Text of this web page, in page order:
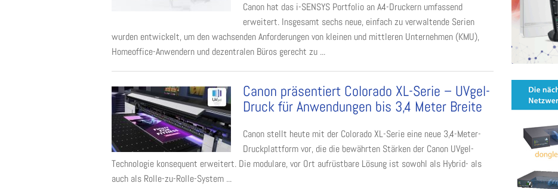
Canon hat das i-SENSYS Portfolio an A4-Druckern umfassend
erweitert. Insgesamt sechs neue, einfach zu verwaltende Serien
wurden entwickelt, um den wachsenden Anforderungen von kleinen und mittleren Unternehmen (KMU),
Homeoffice-Anwendern und dezentralen Büros gerecht zu ...
Canon präsentiert Colorado XL-Serie – UVgel-
Druck für Anwendungen bis 3,4 Meter Breite
Canon stellt heute mit der Colorado XL-Serie eine neue 3,4-Meter-
Druckplattform vor, die die bewährten Stärken der Canon UVgel-
Technologie konsequent erweitert. Die modulare, vor Ort aufrüstbare Lösung ist sowohl als Hybrid- als
auch als Rolle-zu-Rolle-System ...